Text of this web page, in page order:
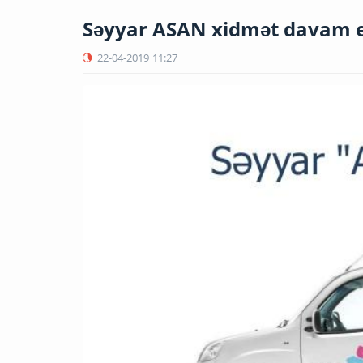
Səyyar ASAN xidmət davam
22-04-2019 11:27